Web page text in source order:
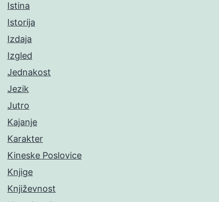
Istina
Istorija
Izdaja
Izgled
Jednakost
Jezik
Jutro
Kajanje
Karakter
Kineske Poslovice
Knjige
Književnost